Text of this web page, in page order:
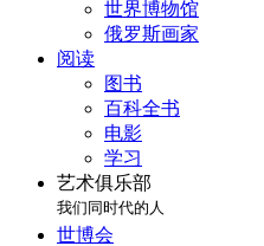
世界博物馆
俄罗斯画家
阅读
图书
百科全书
电影
学习
艺术俱乐部
我们同时代的人
世博会